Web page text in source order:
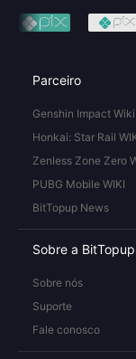
Parceiro
Genshin Impact Wiki
Honkai: Star Rail
Zenless Zone Zero
PUBG Mobile WIKI
BitTopup News
Sobre a BitTopup
Sobre nós
Suporte
Fale conosco